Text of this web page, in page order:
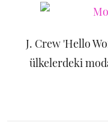
J. Crew 'Hello
ülkelerdeki